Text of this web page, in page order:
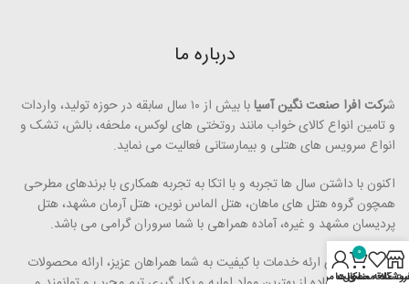
درباره ما
شرکت افرا صنعت نگین آسیا
با بیش از ۱۰ سال سابقه در حوزه تولید، واردات
و تامین انواع کالای خواب مانند روتختی­ های لوکس، ملحفه، بالش، تشک و
انواع سرویس های هتلی و بیمارستانی فعالیت می ­نماید.
اکنون با داشتن سال ها تجربه و با اتکا به تجربه همکاری با برندهای مطرحی
همچون گروه هتل­ های ماهان، هتل الماس نوین، هتل آرمان مشهد، هتل
پردیسان مشهد و غیره، آماده همراهی با شما سروران گرامی می ­باشد.
رویکرد ما برای ارئه خدمات با کیفیت به شما همراهان عزیز، ارائه محصولات
علاقه مندی ها
0
محصولاکانت من